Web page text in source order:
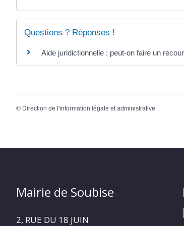
Questions ? Réponses !
Aide juridictionnelle : peut-on faire un
© Direction de l'information légale et administrative
Mairie de Soubise
2, RUE DU 18 JUIN